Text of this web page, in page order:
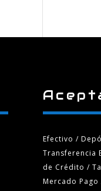
Efectivo /
Transferencia
de Crédito /
Mercado